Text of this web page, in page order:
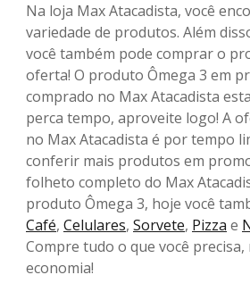
Na loja Max Atacadista, você
variedade de produtos. Além
você também pode comprar o
oferta! O produto Ômega 3 em
comprado no Max Atacadista
perca tempo, aproveite logo! A
no Max Atacadista é por tempo
conferir mais produtos em
folheto completo do Max
produto Ômega 3, hoje você
Café, Celulares, Sorvete, Pizza e
Compre tudo o que você precisa,
economia!